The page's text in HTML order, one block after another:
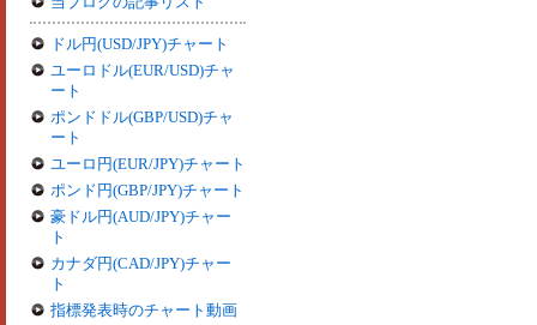
ドル円(USD/JPY)チャート
ユーロドル(EUR/USD)チャ
ート
ポンドドル(GBP/USD)チャ
ート
ユーロ円(EUR/JPY)チャート
ポンド円(GBP/JPY)チャート
豪ドル円(AUD/JPY)チャー
ト
カナダ円(CAD/JPY)チャー
ト
指標発表時のチャート動画